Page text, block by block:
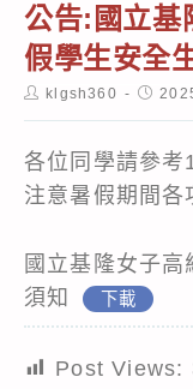
公告:國立基
假學生安全
Postklgsh360
Post
各位同學請參考
注意暑假期間各
國立基隆女子
須知
下載
Post Views: